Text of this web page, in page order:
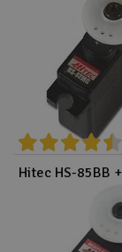
Hitec HS-85BB